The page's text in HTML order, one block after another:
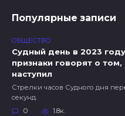
Популярные записи
ОБЩЕСТВО
Судный день в 2023
признаки говорят о том,
наступил
Стрелки часов Судного дня
секунд.
0
1.8к.